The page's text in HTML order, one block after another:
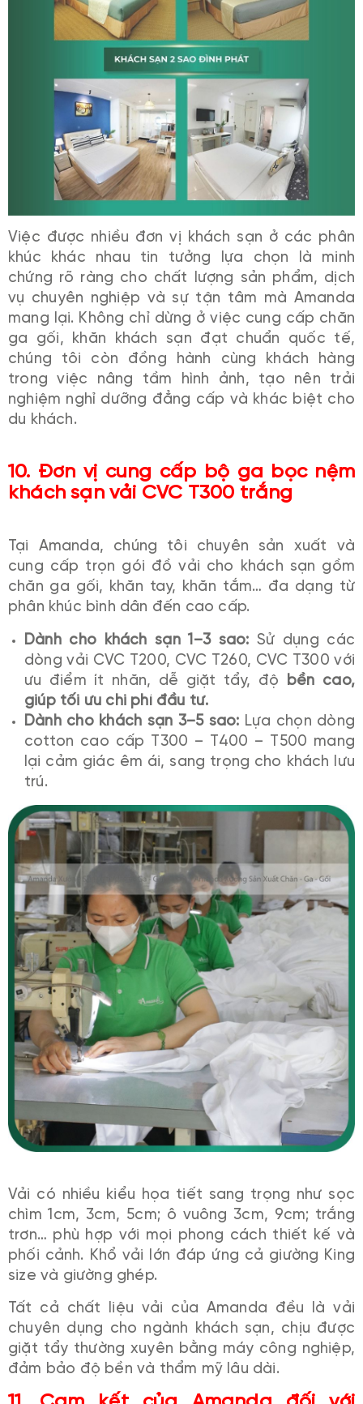
Việc được nhiều đơn vị khách sạn ở các phân
khúc khác nhau tin tưởng lựa chọn là minh
chứng rõ ràng cho chất lượng sản phẩm, dịch
vụ chuyên nghiệp và sự tận tâm mà Amanda
mang lại. Không chỉ dừng ở việc cung cấp chăn
ga gối, khăn khách sạn đạt chuẩn quốc tế,
chúng tôi còn đồng hành cùng khách hàng
trong việc nâng tầm hình ảnh, tạo nên trải
nghiệm nghỉ dưỡng đẳng cấp và khác biệt cho
du khách.
10. Đơn vị cung cấp bộ ga bọc nệm
khách sạn vải CVC T300 trắng
Tại Amanda, chúng tôi chuyên sản xuất và
cung cấp trọn gói đồ vải cho khách sạn gồm
chăn ga gối, khăn tay, khăn tắm… đa dạng từ
phân khúc bình dân đến cao cấp.
Dành cho khách sạn 1–3 sao: Sử dụng các
dòng vải CVC T200, CVC T260, CVC T300 với
ưu điểm ít nhăn, dễ giặt tẩy, độ
bền cao,
giúp tối ưu chi phí đầu tư.
Dành cho khách sạn 3–5 sao: Lựa chọn dòng
cotton cao cấp T300 – T400 – T500 mang
lại cảm giác êm ái, sang trọng cho khách lưu
trú.
Vải có nhiều kiểu họa tiết sang trọng như sọc
chìm 1cm, 3cm, 5cm; ô vuông 3cm, 9cm; trắng
trơn… phù hợp với mọi phong cách thiết kế và
phối cảnh. Khổ vải lớn đáp ứng cả giường King
size và giường ghép.
Tất cả chất liệu vải của Amanda đều là vải
chuyên dụng cho ngành khách sạn, chịu được
giặt tẩy thường xuyên bằng máy công nghiệp,
đảm bảo độ bền và thẩm mỹ lâu dài.